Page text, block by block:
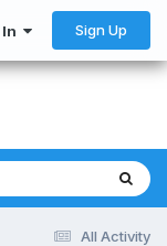
Sign Up
All Activity